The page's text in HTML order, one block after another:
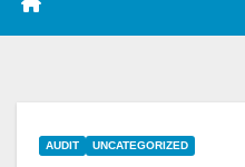
AUDIT UNCATEGORIZED